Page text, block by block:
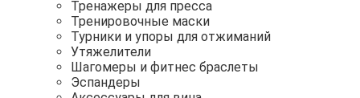
Тренажеры для пресса
Тренировочные маски
Турники и упоры для отжиманий
Утяжелители
Шагомеры и фитнес браслеты
Эспандеры